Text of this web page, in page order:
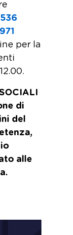
per la
di
del
alle